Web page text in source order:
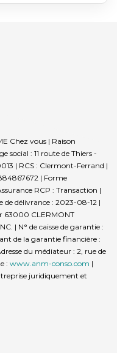
Chez vous | Raison
social : 11 route de Thiers -
| RCS : Clermont-Ferrand |
| Forme
RCP : Transaction |
délivrance : 2023-08-12 |
63000 CLERMONT
| N° de caisse de garantie :
de la garantie financière :
du médiateur : 2, rue de
: www.anm-conso.com |
juridiquement et